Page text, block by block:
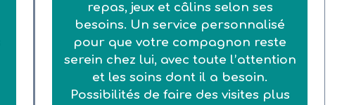
repas, jeux et câlins selon ses
besoins. Un service personnalisé
pour que votre compagnon reste
serein chez lui, avec toute l’attention
et les soins dont il a besoin.
Possibilités de faire des visites plus